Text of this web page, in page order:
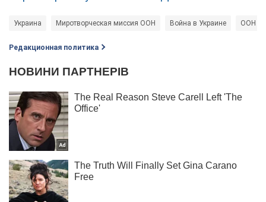
Украина Миротворческая миссия ООН Война в Украине ООН
Редакционная политика